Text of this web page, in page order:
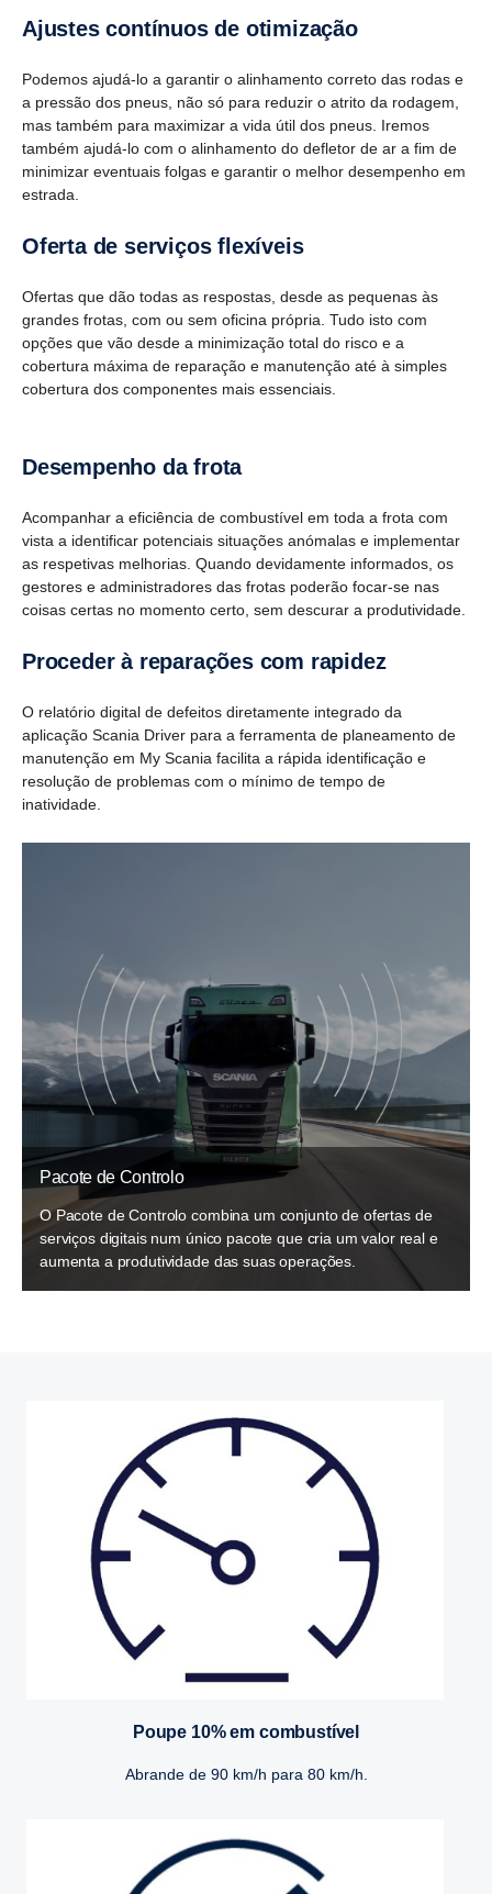
Ajustes contí­nuos de otimi­zação
Podemos ajudá-lo a garantir o alinhamento correto das rodas e
a pressão dos pneus, não só para reduzir o atrito da rodagem,
mas também para maximizar a vida útil dos pneus. Iremos
também ajudá-lo com o alinhamento do defletor de ar a fim de
minimizar eventuais folgas e garantir o melhor desempenho em
estrada.
Oferta de serviços flexí­veis
Ofertas que dão todas as respostas, desde as pequenas às
grandes frotas, com ou sem oficina própria. Tudo isto com
opções que vão desde a minimização total do risco e a
cobertura máxima de reparação e manutenção até à simples
cobertura dos componentes mais essenciais.
Desem­penho da frota
Acompanhar a eficiência de combustível em toda a frota com
vista a identificar potenciais situações anómalas e implementar
as respetivas melhorias. Quando devidamente informados, os
gestores e administradores das frotas poderão focar-se nas
coisas certas no momento certo, sem descurar a produtividade.
Proceder à repara­ções com rapidez
O relatório digital de defeitos diretamente integrado da
aplicação Scania Driver para a ferramenta de planeamento de
manutenção em My Scania facilita a rápida identificação e
resolução de problemas com o mínimo de tempo de
inatividade.
Pacote de Controlo
O Pacote de Controlo combina um conjunto de ofertas de
serviços digitais num único pacote que cria um valor real e
aumenta a produtividade das suas operações.
Poupe 10% em combustível
Abrande de 90 km/h para 80 km/h.